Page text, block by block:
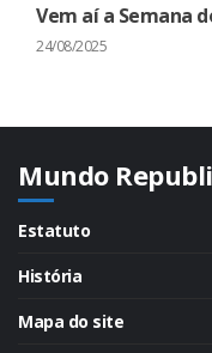
Vem aí a Semana
24/08/2025
Mundo
Estatuto
História
Mapa do site